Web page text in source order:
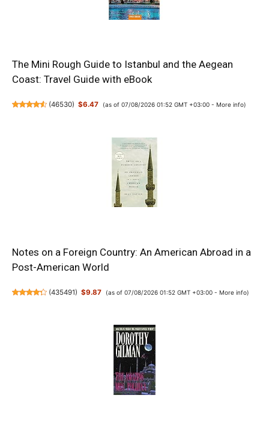
The Mini Rough Guide to Istanbul and the Aegean
Coast: Travel Guide with eBook
(46530) $6.47 (as of 07/08/2026 01:52 GMT +03:00 - More info)
Notes on a Foreign Country: An American Abroad in a
Post-American World
(435491) $9.87 (as of 07/08/2026 01:52 GMT +03:00 - More info)